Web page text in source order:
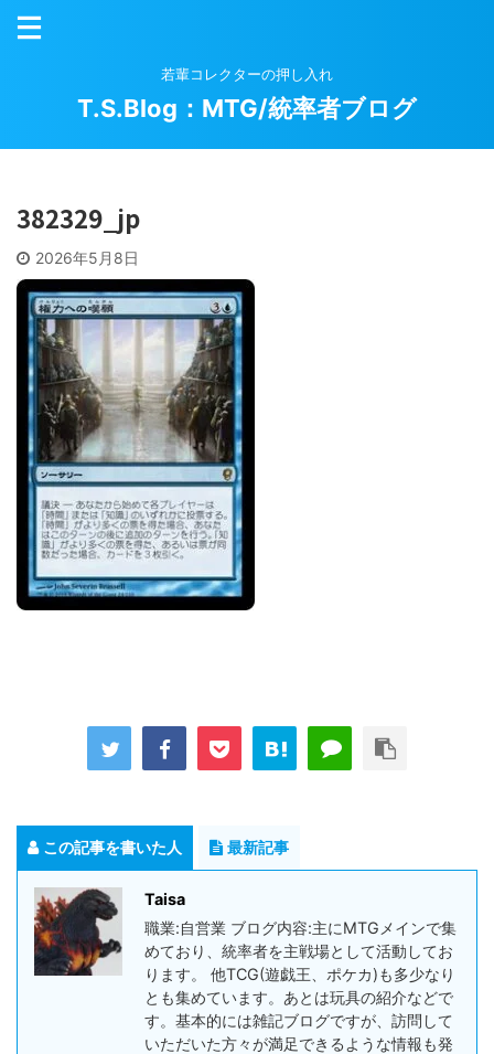
若輩コレクターの押し入れ
T.S.Blog：MTG/統率者ブログ
382329_jp
2026年5月8日
この記事を書いた人 最新記事
Taisa
職業:自営業 ブログ内容:主にMTGメインで集
めており、統率者を主戦場として活動してお
ります。 他TCG(遊戯王、ポケカ)も多少なり
とも集めています。あとは玩具の紹介などで
す。基本的には雑記ブログですが、訪問して
いただいた方々が満足できるような情報も発